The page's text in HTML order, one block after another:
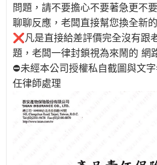
問題，請不要擔心不要著急更不
聊聊反應，老闆直接幫您換全新
❌凡是直接給差評價完全沒有跟
題，老闆一律封鎖視為來鬧的 網
⛔️未經本公司授權私自截圖與文
任律師處理